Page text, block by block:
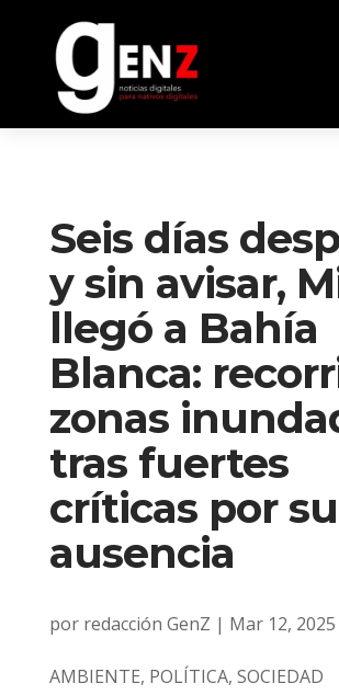
Seis días
y sin avisar,
llegó a Bahía
Blanca:
zonas
tras fuertes
críticas por su
ausencia
por redacción GenZ | Mar 12, 2025
AMBIENTE, POLÍTICA, SOCIEDAD